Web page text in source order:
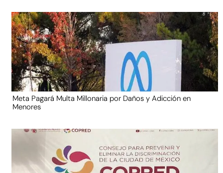
Meta Pagará Multa Millonaria por Daños y Adicción en
Menores